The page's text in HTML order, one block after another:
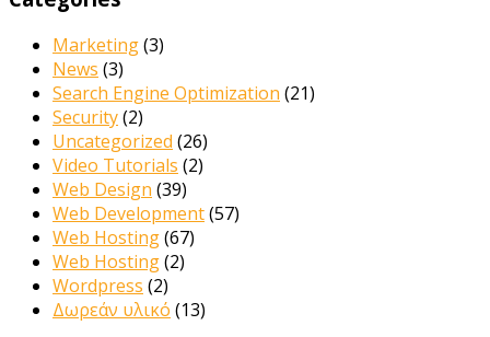
Marketing(3)
News (3)
Search Engine Optimization (21)
Security(2)
Uncategorized (26)
Video Tutorials (2)
Web Design (39)
Web Development(57)
Web Hosting(67)
Web Hosting(2)
Wordpress (2)
Δωρεάν υλικό (13)